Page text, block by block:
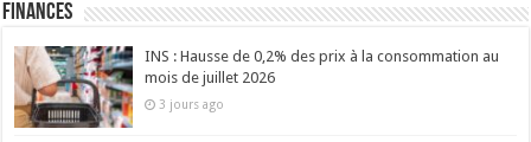
Finances
INS : Hausse de 0,2% des prix à la consommation au
mois de juillet 2026
3 jours ago